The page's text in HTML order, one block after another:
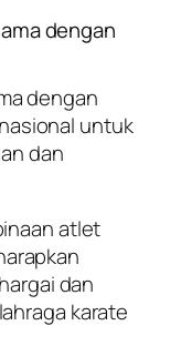
dengan
dengan
untuk
dan
atlet
dan
karate